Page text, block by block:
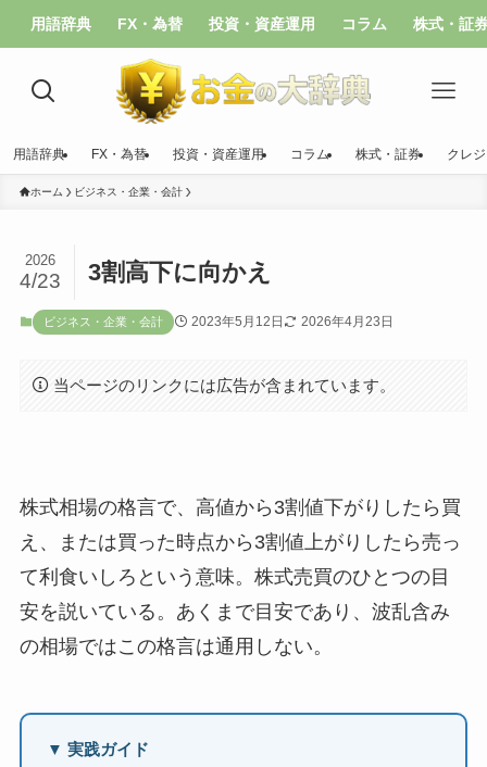
用語辞典 FX・為替 投資・資産運用 コラム 株式・証
用語辞典 FX・為替 投資・資産運用 コラム 株式・証券 クレ
ホーム ビジネス・企業・会計
3割高下に向かえ
2026
4/23
ビジネス・企業・会計 2023年5月12日 2026年4月23日
当ページのリンクには広告が含まれています。
株式相場の格言で、高値から3割値下がりしたら買
え、または買った時点から3割値上がりしたら売っ
て利食いしろという意味。株式売買のひとつの目
安を説いている。あくまで目安であり、波乱含み
の相場ではこの格言は通用しない。
▼ 実践ガイド